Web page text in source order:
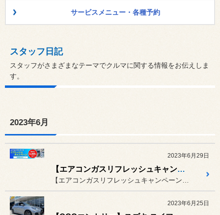
サービスメニュー・各種予約
スタッフ日記
スタッフがさまざまなテーマでクルマに関する情報をお伝えしま
す。
2023年6月
2023年6月29日
【エアコンガスリフレッシュキャンペーン】開催！先行予約受付中！！
2023年6月25日